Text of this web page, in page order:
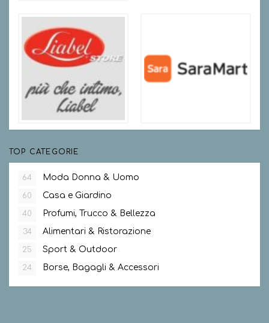
TOP CATEGORIE
64 Moda Donna & Uomo
60 Casa e Giardino
40 Profumi, Trucco & Bellezza
34 Alimentari & Ristorazione
25 Sport & Outdoor
24 Borse, Bagagli & Accessori